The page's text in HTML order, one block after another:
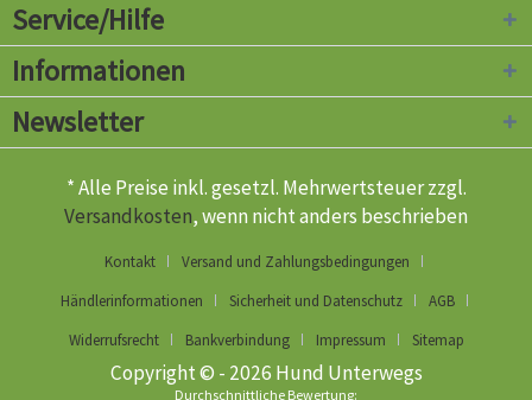
Service/Hilfe
Informationen
Newsletter
* Alle Preise inkl. gesetzl. Mehrwertsteuer zzgl.
Versandkosten, wenn nicht anders beschrieben
Kontakt
Versand und Zahlungsbedingungen
Händlerinformationen
Sicherheit und Datenschutz
AGB
Widerrufsrecht
Bankverbindung Impressum Sitemap
Copyright © - 2026 Hund Unterwegs
Durchschnittliche Bewertung: